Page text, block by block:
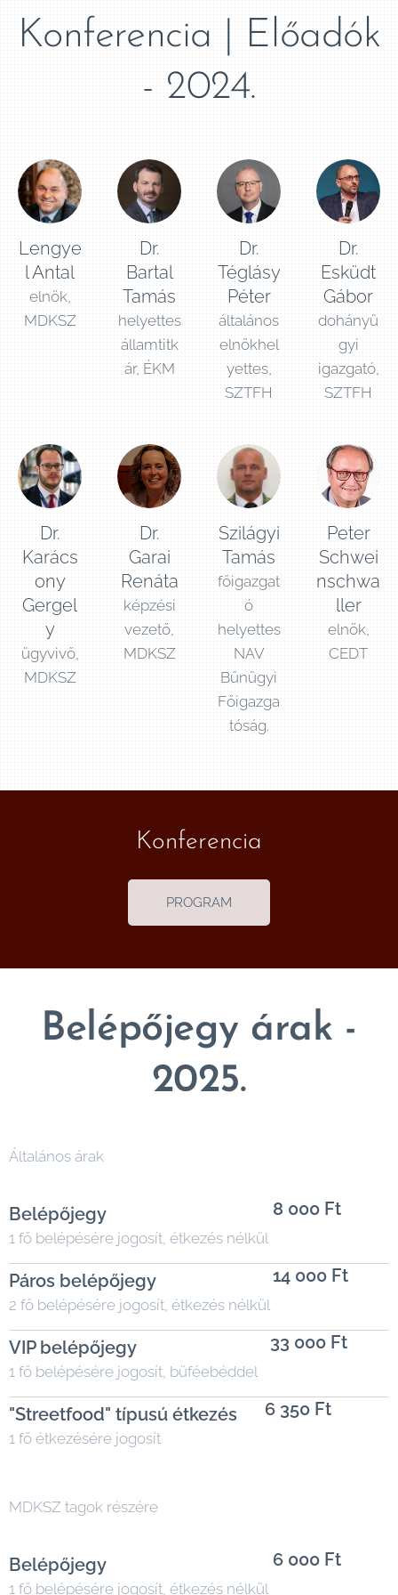
Konferencia | Előadók
- 2024.
Lengye
l Antal
elnök,
MDKSZ
Dr.
Bartal
Tamás
helyettes
államtitk
ár, ÉKM
Dr.
Téglásy
Péter
általános
elnökhel
yettes,
SZTFH
Dr.
Esküdt
Gábor
dohányü
gyi
igazgató,
SZTFH
Dr.
Karács
ony
Gergel
y
ügyvivő,
MDKSZ
Dr.
Garai
Renáta
képzési
vezető,
MDKSZ
Szilágyi
Tamás
főigazgat
ó
helyettes
NAV
Bűnügyi
Főigazga
tóság.
Peter
Schwei
nschwa
ller
elnök,
CEDT
Konferencia
PROGRAM
Belépőjegy árak -
2025.
Általános árak
Belépőjegy
1 fő belépésére jogosít, étkezés nélkül
8 000 Ft
Páros belépőjegy
2 fő belépésére jogosít, étkezés nélkül
14 000 Ft
VIP belépőjegy
1 fő belépésére jogosít, büféebéddel
33 000 Ft
"Streetfood" típusú étkezés
1 fő étkezésére jogosít
6 350 Ft
MDKSZ tagok részére
Belépőjegy
1 fő belépésére jogosít, étkezés nélkül
6 000 Ft